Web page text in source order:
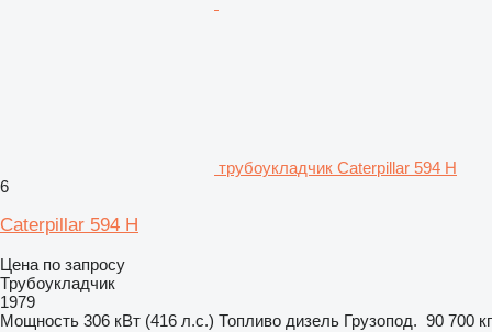
трубоукладчик Caterpillar 594 H
6
Caterpillar 594 H
Цена по запросу
Трубоукладчик
1979
Мощность 306 кВт (416 л.с.) Топливо дизель Грузопод. 90 700 кг